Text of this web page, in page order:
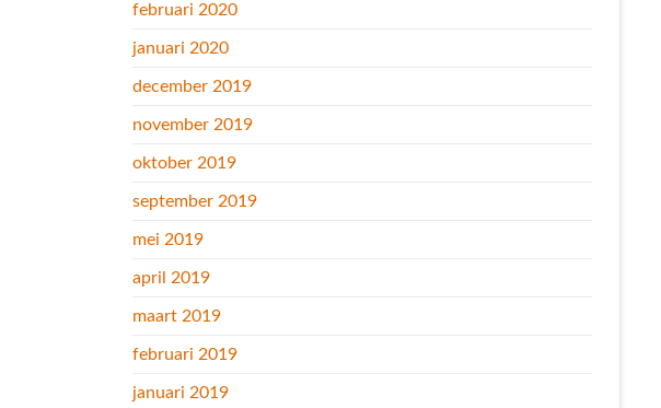
februari 2020
januari 2020
december 2019
november 2019
oktober 2019
september 2019
mei 2019
april 2019
maart 2019
februari 2019
januari 2019